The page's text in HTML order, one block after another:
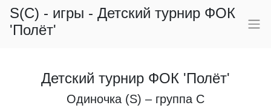
S(C) - игры - Детский турнир ФОК
'Полёт'
Детский турнир ФОК 'Полёт'
Одиночка (S) – группа C